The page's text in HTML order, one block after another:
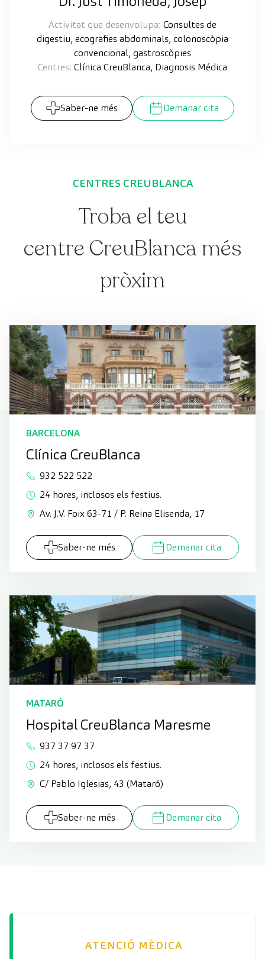
Activitat que desenvolupa: Consultes de
digestiu, ecografies abdominals, colonoscòpia
convencional, gastroscòpies
Centres: Clínica CreuBlanca, Diagnosis Médica
Saber-ne més Demanar cita
CENTRES CREUBLANCA
Troba el teu
centre CreuBlanca més
pròxim
BARCELONA
Clínica CreuBlanca
932 522 522
24 hores, inclosos els festius.
Av. J.V. Foix 63-71 / P. Reina Elisenda, 17
Saber-ne més Demanar cita
MATARÓ
Hospital CreuBlanca Maresme
937 37 97 37
24 hores, inclosos els festius.
C/ Pablo Iglesias, 43 (Mataró)
Saber-ne més Demanar cita
ATENCIÓ MÈDICA